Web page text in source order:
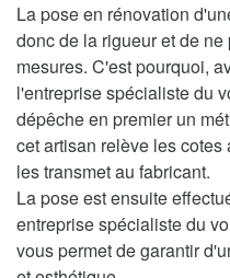
La pose en rénovation
donc de la rigueur et de
mesures. C'est pourquoi,
l'entreprise spécialiste du
dépêche en premier un
cet artisan relève les
les transmet au fabricant.
La pose est ensuite
entreprise spécialiste du
vous permet de garantir